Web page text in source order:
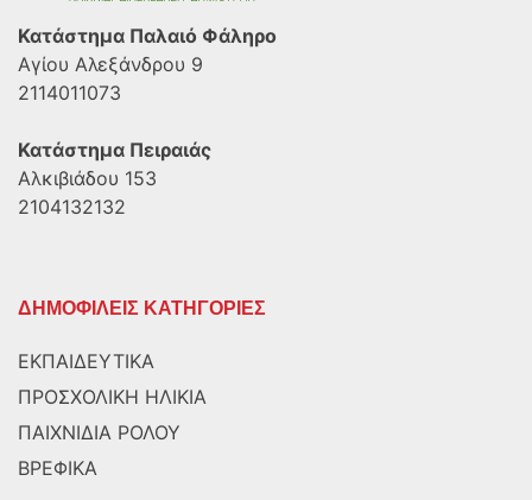
Κατάστημα Παλαιό Φάληρο
Αγίου Αλεξάνδρου 9
2114011073
Κατάστημα Πειραιάς
Αλκιβιάδου 153
2104132132
ΔΗΜΟΦΙΛΕΙΣ ΚΑΤΗΓΟΡΙΕΣ
ΕΚΠΑΙΔΕΥΤΙΚΑ
ΠΡΟΣΧΟΛΙΚΗ ΗΛΙΚΙΑ
ΠΑΙΧΝΙΔΙΑ ΡΟΛΟΥ
ΒΡΕΦΙΚΑ